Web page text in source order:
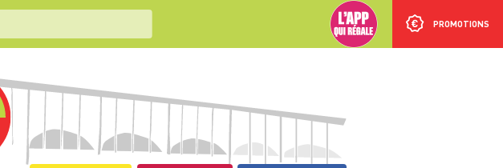
PROMOTIONS